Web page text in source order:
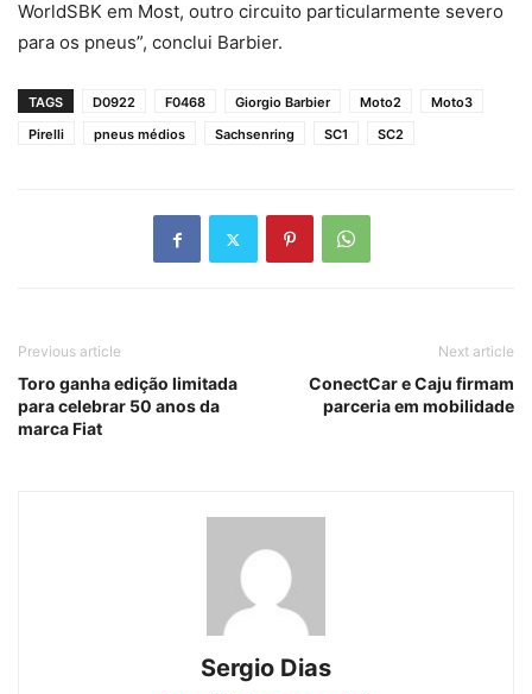
WorldSBK em Most, outro circuito particularmente severo
para os pneus”, conclui Barbier.
TAGS D0922 F0468 Giorgio Barbier Moto2
Moto3
Pirelli
pneus médios Sachsenring SC1 SC2
Previous article
Toro ganha edição limitada
para celebrar 50 anos da
marca Fiat
Next article
ConectCar e Caju firmam
parceria em mobilidade
Sergio Dias